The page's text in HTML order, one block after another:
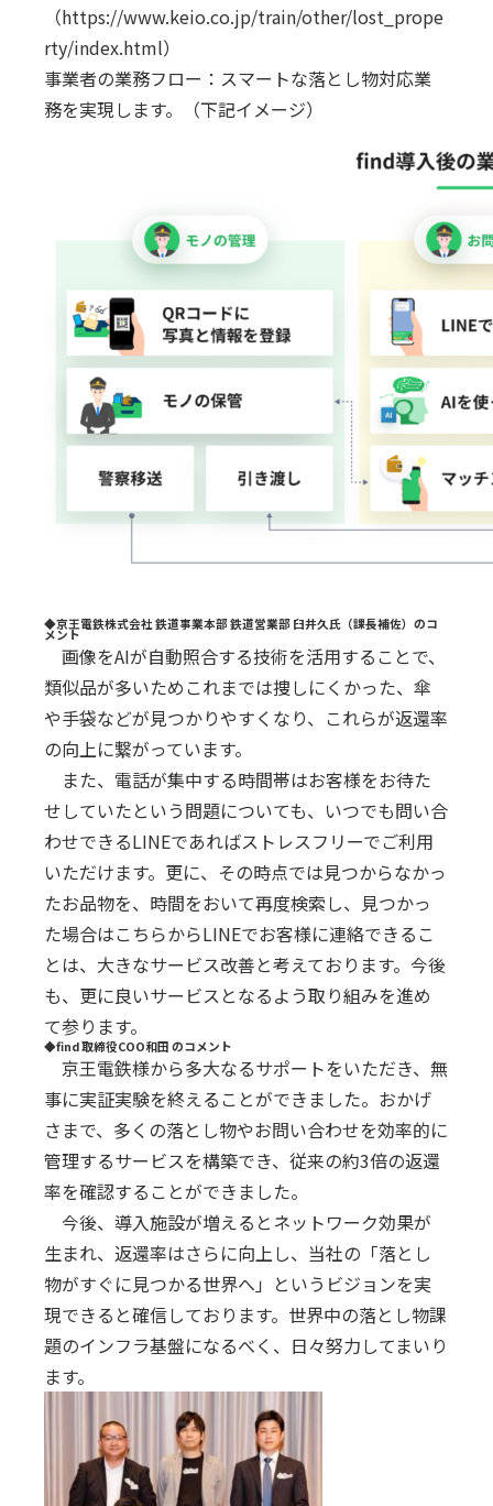
（https://www.keio.co.jp/train/other/lost_prope
rty/index.html）
事業者の業務フロー：スマートな落とし物対応業
務を実現します。（下記イメージ）
◆京王電鉄株式会社 鉄道事業本部 鉄道営業部 臼井久氏（課長補佐）のコ
メント
画像をAIが自動照合する技術を活用することで、
類似品が多いためこれまでは捜しにくかった、傘
や手袋などが見つかりやすくなり、これらが返還率
の向上に繋がっています。
また、電話が集中する時間帯はお客様をお待た
せしていたという問題についても、いつでも問い合
わせできるLINEであればストレスフリーでご利用
いただけます。更に、その時点では見つからなかっ
たお品物を、時間をおいて再度検索し、見つかっ
た場合はこちらからLINEでお客様に連絡できるこ
とは、大きなサービス改善と考えております。今後
も、更に良いサービスとなるよう取り組みを進め
て参ります。
◆find 取締役COO和田 のコメント
京王電鉄様から多大なるサポートをいただき、無
事に実証実験を終えることができました。おかげ
さまで、多くの落とし物やお問い合わせを効率的に
管理するサービスを構築でき、従来の約3倍の返還
率を確認することができました。
今後、導入施設が増えるとネットワーク効果が
生まれ、返還率はさらに向上し、当社の「落とし
物がすぐに見つかる世界へ」というビジョンを実
現できると確信しております。世界中の落とし物課
題のインフラ基盤になるべく、日々努力してまいり
ます。